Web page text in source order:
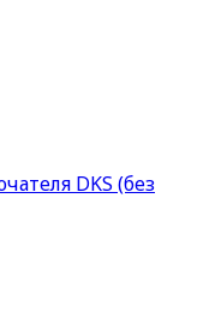
DKS (без